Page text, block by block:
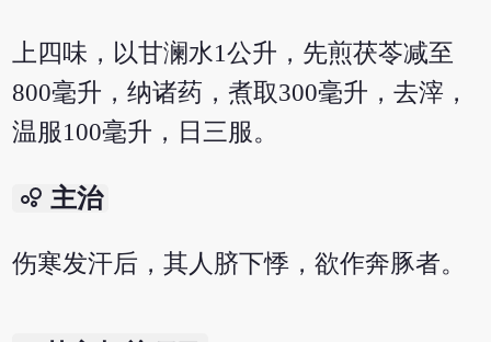
上四味，以甘澜水1公升，先煎茯苓减至
800毫升，纳诸药，煮取300毫升，去滓，
温服100毫升，日三服。
bubble_chart 主治
伤寒发汗后，其人脐下悸，欲作奔豚者。